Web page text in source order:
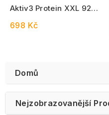
Aktiv3 Protein XXL 92
698 Kč
Domů
Nejzobrazovanější